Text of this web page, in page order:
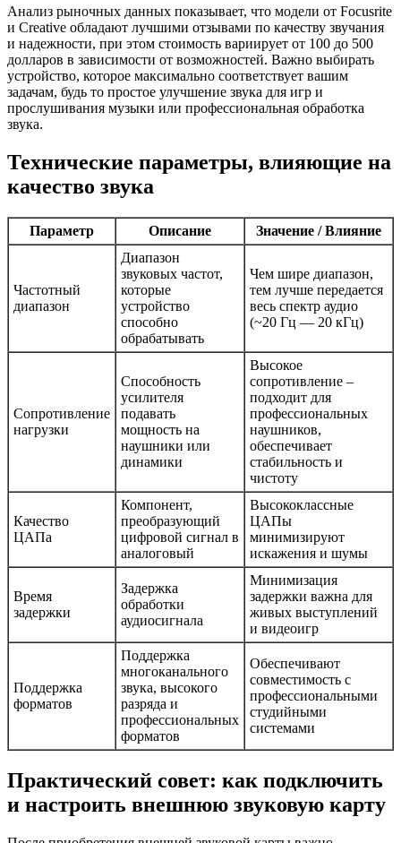
Анализ рыночных данных показывает, что модели от Focusrite
и Creative обладают лучшими отзывами по качеству звучания
и надежности, при этом стоимость вариирует от 100 до 500
долларов в зависимости от возможностей. Важно выбирать
устройство, которое максимально соответствует вашим
задачам, будь то простое улучшение звука для игр и
прослушивания музыки или профессиональная обработка
звука.
Технические параметры, влияющие на
качество звука
Параметр Описание Значение / Влияние
Частотный
диапазон
Диапазон
звуковых частот,
которые
устройство
способно
обрабатывать
Чем шире диапазон,
тем лучше передается
весь спектр аудио
(~20 Гц — 20 кГц)
Сопротивление
нагрузки
Способность
усилителя
подавать
мощность на
наушники или
динамики
Высокое
сопротивление –
подходит для
профессиональных
наушников,
обеспечивает
стабильность и
чистоту
Качество
ЦАПа
Компонент,
преобразующий
цифровой сигнал в
аналоговый
Высококлассные
ЦАПы
минимизируют
искажения и шумы
Время
задержки
Задержка
обработки
аудиосигнала
Минимизация
задержки важна для
живых выступлений
и видеоигр
Поддержка
форматов
Поддержка
многоканального
звука, высокого
разряда и
профессиональных
форматов
Обеспечивают
совместимость с
профессиональными
студийными
системами
Практический совет: как подключить
и настроить внешнюю звуковую карту